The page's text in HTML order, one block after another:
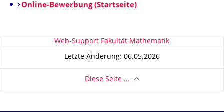
Online-Bewerbung (Startseite)
Zu dieser SeiteWeb-Support Fakultät Mathematik
Letzte Änderung: 06.05.2026
Diese Seite …